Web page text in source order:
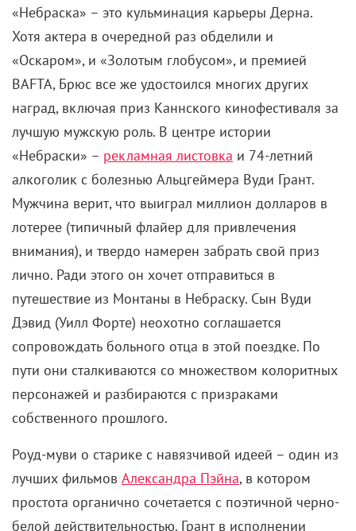
лучшую мужскую роль. В центре истории
«Небраски» – рекламная листовкаи 74-летний
алкоголик с болезнью Альцгеймера Вуди Грант.
Мужчина верит, что выиграл миллион долларов в
лотерее (типичный флайер для привлечения
внимания), и твердо намерен забрать свой приз
лично. Ради этого он хочет отправиться в
путешествие из Монтаны в Небраску. Сын Вуди
Дэвид (Уилл Форте) неохотно соглашается
сопровождать больного отца в этой поездке. По
пути они сталкиваются со множеством колоритных
персонажей и разбираются с призраками
собственного прошлого.
Роуд-муви о старике с навязчивой идеей – один из
лучших фильмовАлександра Пэйна, в котором
простота органично сочетается с поэтичной черно-
белой действительностью. Грант в исполнении
Дерна – идеальный трагикомичный герой,
способный буквально в соседних сценах вызывать
сочувствие и ярость, смех и печаль. Зрители вместе
с Дэвидом окунаются в это забавное и
пронзительное приключение, чтобы напомнить